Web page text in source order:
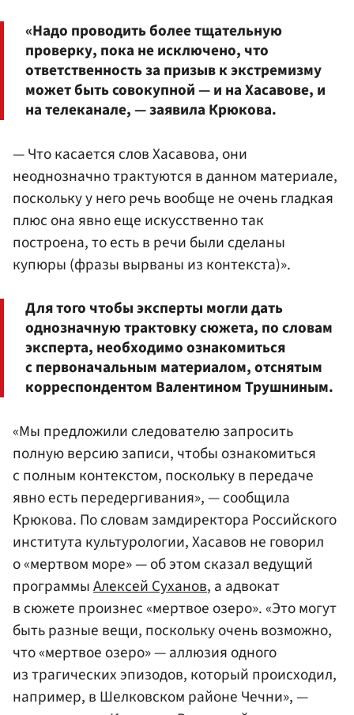
«Надо проводить более тщательную
проверку, пока не исключено, что
ответственность за призыв к экстремизму
может быть совокупной — и на Хасавове, и
на телеканале, — заявила Крюкова.
— Что касается слов Хасавова, они
неоднозначно трактуются в данном материале,
поскольку у него речь вообще не очень гладкая
плюс она явно еще искусственно так
построена, то есть в речи были сделаны
купюры (фразы вырваны из контекста)».
Для того чтобы эксперты могли дать
однозначную трактовку сюжета, по словам
эксперта, необходимо ознакомиться
с первоначальным материалом, отснятым
корреспондентом Валентином Трушниным.
«Мы предложили следователю запросить
полную версию записи, чтобы ознакомиться
с полным контекстом, поскольку в передаче
явно есть передергивания», — сообщила
Крюкова. По словам замдиректора Российского
института культурологии, Хасавов не говорил
о «мертвом море» — об этом сказал ведущий
программыАлексей Суханов, а адвокат
в сюжете произнес «мертвое озеро». «Это могут
быть разные вещи, поскольку очень возможно,
что «мертвое озеро» — аллюзия одного
из трагических эпизодов, который происходил,
например, в Шелковском районе Чечни», —